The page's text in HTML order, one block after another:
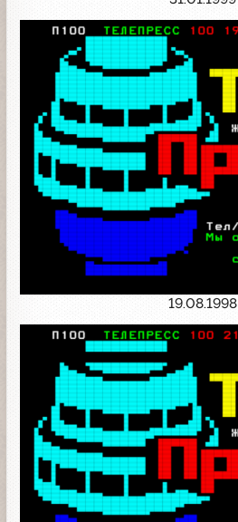
19.08.1998